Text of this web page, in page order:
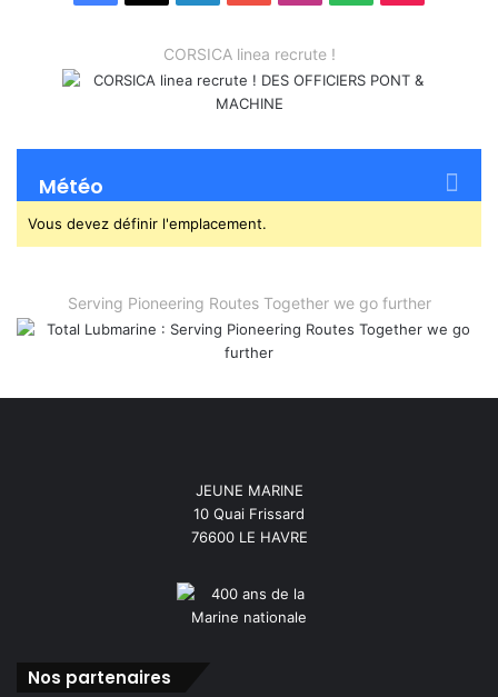
CORSICA linea recrute !
Météo
Vous devez définir l'emplacement.
Serving Pioneering Routes Together we go further
JEUNE MARINE
10 Quai Frissard
76600 LE HAVRE
Nos partenaires